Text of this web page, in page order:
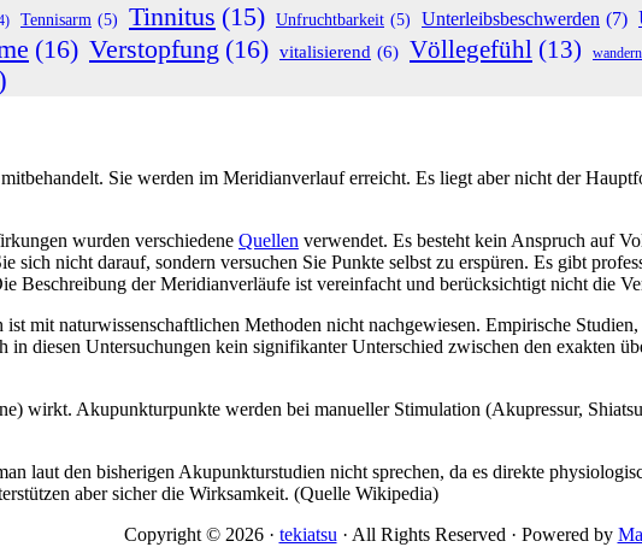
Tennisarm (5) Tinnitus (15) Unfruchtbarkeit (5) Unterleibsbeschwerden (7)
(16) Verstopfung (16) vitalisierend (6) Völlegefühl (13)
Sie werden im Meridianverlauf erreicht. Es liegt aber nicht der
wurden verschiedene Quellen verwendet. Es besteht kein Anspruch auf
sich nicht darauf, sondern versuchen Sie Punkte selbst zu erspüren. Es gibt
Beschreibung der Meridianverläufe ist vereinfacht und berücksichtigt nicht die
mit naturwissenschaftlichen Methoden nicht nachgewiesen. Empirische
in diesen Untersuchungen kein signifikanter Unterschied zwischen den exakten
wirkt. Akupunkturpunkte werden bei manueller Stimulation (Akupressur,
laut den bisherigen Akupunkturstudien nicht sprechen, da es direkte
aber sicher die Wirksamkeit. (Quelle Wikipedia)
Copyright © 2026 · tekiatsu · All Rights Reserved · Powered by